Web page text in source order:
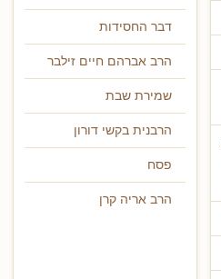
דבר החסידות
הרב אברהם חיים זילבר
שמירת שבת
הרבנית בקשי דורון
פסח
הרב אריה קרן